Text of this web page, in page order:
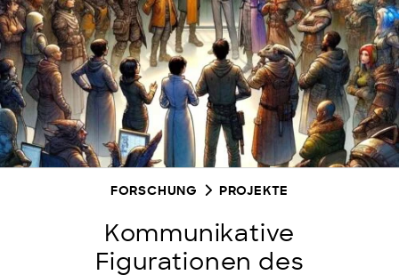
FORSCHUNG PROJEKTE
Kommunikative
Figurationen des